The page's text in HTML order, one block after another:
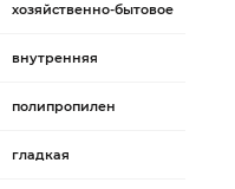
хозяйственно-бытовое
внутренняя
полипропилен
гладкая